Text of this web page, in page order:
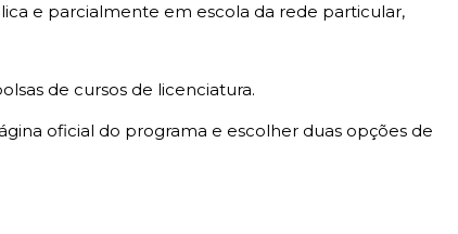
e parcialmente em escola da rede particular,
de cursos de licenciatura.
oficial do programa e escolher duas opções de